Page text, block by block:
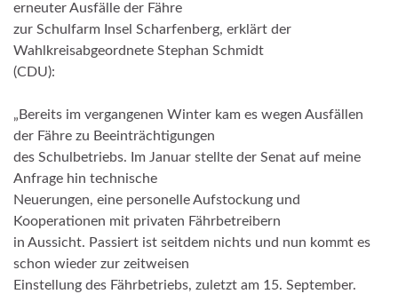
erneuter Ausfälle der Fähre
zur Schulfarm Insel Scharfenberg, erklärt der
Wahlkreisabgeordnete Stephan Schmidt
(CDU):
„Bereits im vergangenen Winter kam es wegen Ausfällen
der Fähre zu Beeinträchtigungen
des Schulbetriebs. Im Januar stellte der Senat auf meine
Anfrage hin technische
Neuerungen, eine personelle Aufstockung und
Kooperationen mit privaten Fährbetreibern
in Aussicht. Passiert ist seitdem nichts und nun kommt es
schon wieder zur zeitweisen
Einstellung des Fährbetriebs, zuletzt am 15. September.